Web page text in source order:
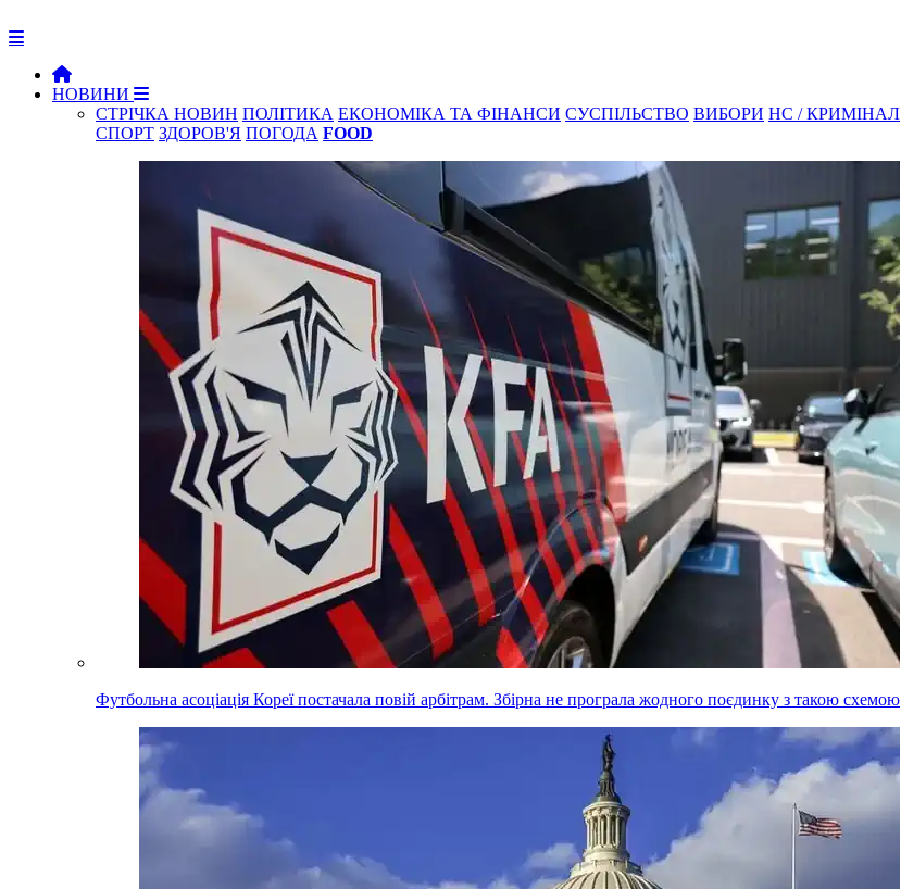
НОВИНИ
СТРІЧКА НОВИН ПОЛІТИКА ЕКОНОМІКА ТА ФІНАНСИ СУСПІЛЬСТВО ВИБОРИ НС / КРИМІНАЛ
СПОРТ ЗДОРОВ'Я ПОГОДА FOOD
Футбольна асоціація Кореї постачала повій арбітрам. Збірна не програла жодного поєдинку з такою схемою